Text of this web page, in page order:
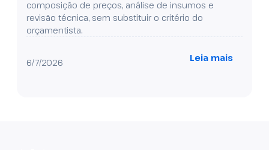
composição de preços, análise de insumos e
revisão técnica, sem substituir o critério do
orçamentista.
6/7/2026 Leia mais